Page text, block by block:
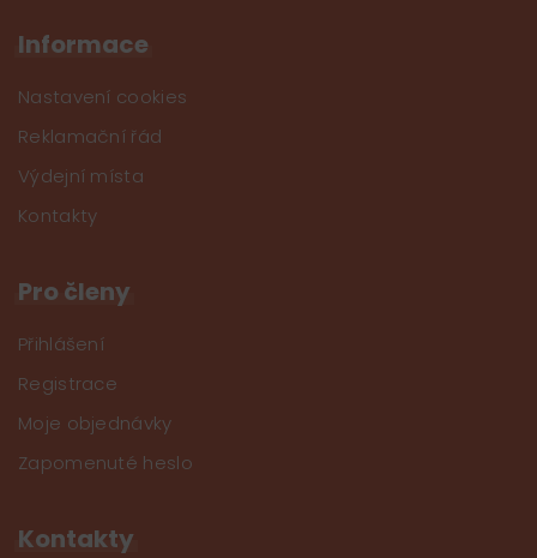
Informace
Nastavení cookies
Reklamační řád
Výdejní místa
Kontakty
Pro členy
Přihlášení
Registrace
Moje objednávky
Zapomenuté heslo
Kontakty